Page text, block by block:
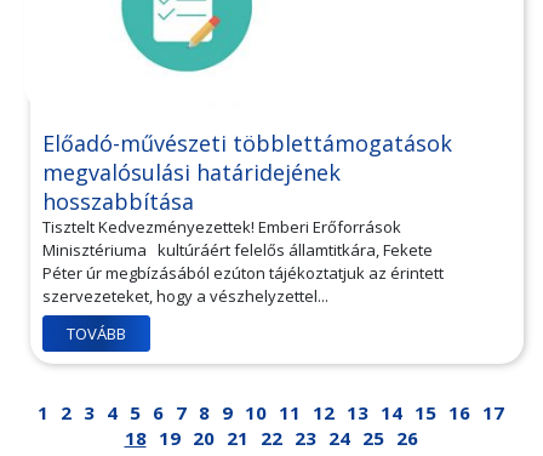
Előadó-művészeti többlettámogatások
megvalósulási határidejének
hosszabbítása
Tisztelt Kedvezményezettek! Emberi Erőforrások
Minisztériuma kultúráért felelős államtitkára, Fekete
Péter úr megbízásából ezúton tájékoztatjuk az érintett
szervezeteket, hogy a vészhelyzettel...
TOVÁBB
1 2 3 4 5 6 7 8 9 10 11 12 13 14 15 16 17
18 19 20 21 22 23 24 25 26